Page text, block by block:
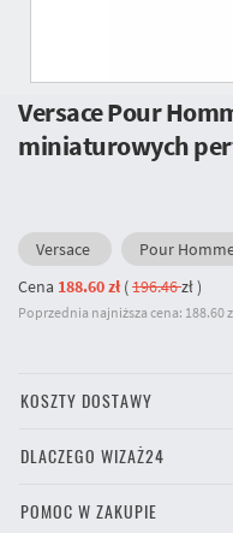
Versace Pour
miniaturowych
Versace
Pour
Cena 188.60 zł(196.46zł)
Poprzednia najniższa cena: 188.60
KOSZTY DOSTAWY
DLACZEGO WIZAŻ24
POMOC W ZAKUPIE